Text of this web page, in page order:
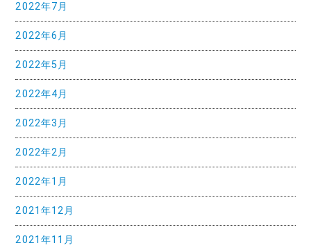
2022年7月
2022年6月
2022年5月
2022年4月
2022年3月
2022年2月
2022年1月
2021年12月
2021年11月